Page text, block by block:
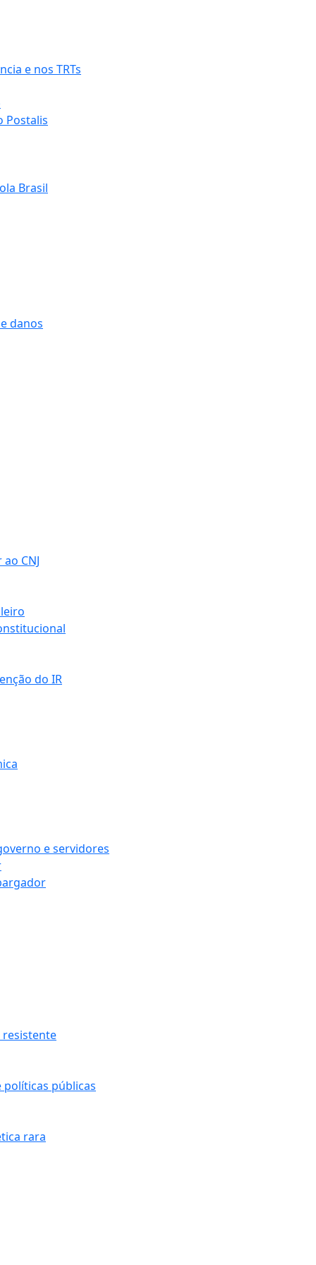
e nos TRTs
Postalis
Brasil
danos
CNJ
do IR
e servidores
políticas públicas
rara